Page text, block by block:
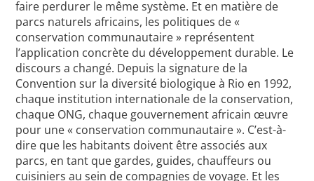
faire perdurer le même système. Et en matière de
parcs naturels africains, les politiques de «
conservation communautaire » représentent
l’application concrète du développement durable. Le
discours a changé. Depuis la signature de la
Convention sur la diversité biologique à Rio en 1992,
chaque institution internationale de la conservation,
chaque ONG, chaque gouvernement africain œuvre
pour une « conservation communautaire ». C’est-à-
dire que les habitants doivent être associés aux
parcs, en tant que gardes, guides, chauffeurs ou
cuisiniers au sein de compagnies de voyage. Et les